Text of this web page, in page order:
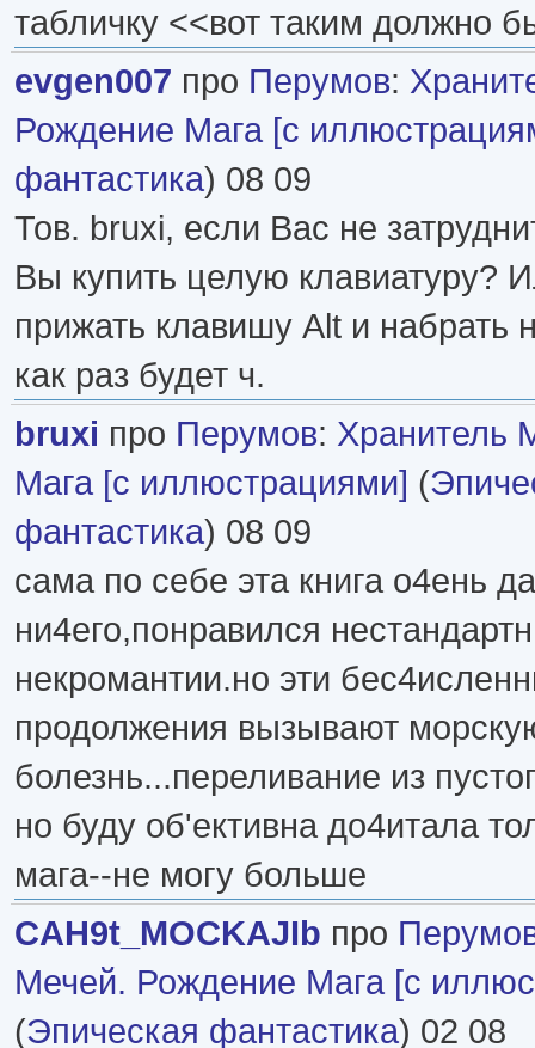
табличку <<вот таким должно
evgen007 про Перумов:
Рождение Мага [с
фантастика) 08 09
Тов. bruxi, если Вас не
Вы купить целую клавиатуру?
прижать клавишу Alt и набрать
как раз будет ч.
bruxi про Перумов: Хранитель
Мага [с иллюстрациями] (
фантастика) 08 09
сама по себе эта книга о4ень
ни4его,понравился
некромантии.но эти
продолжения вызывают
болезнь...переливание из
но буду об'ективна до4итала
мага--не могу больше
CAH9t_MOCKAJIb про
Мечей. Рождение Мага [с
(Эпическая фантастика) 02 08